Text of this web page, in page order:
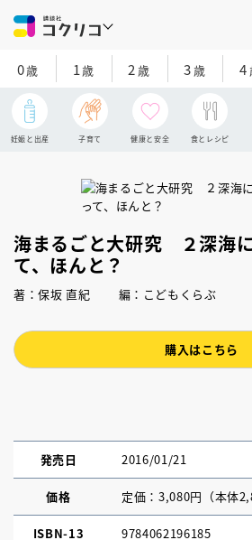
0歳 1歳 2 歳 3歳 4
妊娠と出産 子育て 健康と安全 食とレシピ
海まるごと大研究 ２深海
て、ほんと？
著：保坂 直紀 編：こどもくらぶ
購入はこちら
発売日 2016/01/21
価格 定価：3,080円（本体
ISBN-13 9784062196185